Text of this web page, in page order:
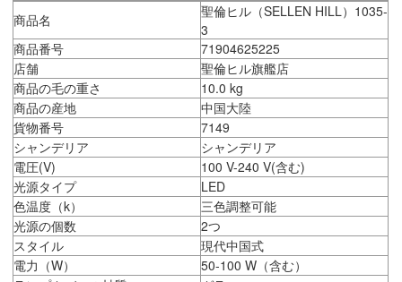
商品名
聖倫ヒル（SELLEN HILL）1035-
3
商品番号
71904625225
店舗
聖倫ヒル旗艦店
商品の毛の重さ
10.0 kg
商品の産地
中国大陸
貨物番号
7149
シャンデリア
シャンデリア
電圧(V)
100 V-240 V(含む)
光源タイプ
LED
色温度（k）
三色調整可能
光源の個数
2つ
スタイル
現代中国式
電力（W）
50-100 W（含む）